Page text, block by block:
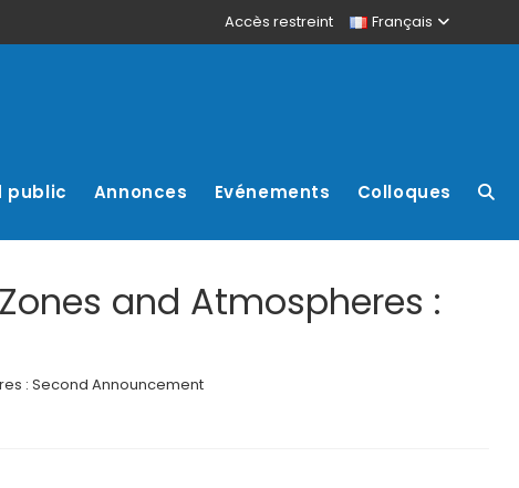
Accès restreint Français
public Annonces Evénements Colloques
and Atmospheres :
: Second Announcement